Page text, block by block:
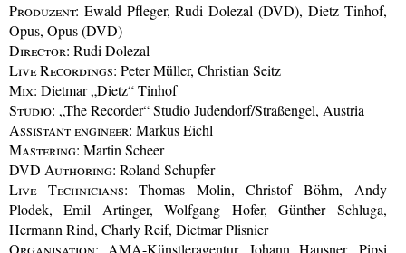
Produzent: Ewald Pfleger, Rudi Dolezal (DVD), Dietz Tinhof,
Opus, Opus (DVD)
Director: Rudi Dolezal
Live Recordings: Peter Müller, Christian Seitz
Mix: Dietmar „Dietz“ Tinhof
Studio: „The Recorder“ Studio Judendorf/Straßengel, Austria
Assistant engineer: Markus Eichl
Mastering: Martin Scheer
DVD Authoring: Roland Schupfer
Live Technicians: Thomas Molin, Christof Böhm, Andy
Plodek, Emil Artinger, Wolfgang Hofer, Günther Schluga,
Hermann Rind, Charly Reif, Dietmar Plisnier
Organisation: AMA-Künstleragentur, Johann Hausner, Pipsi